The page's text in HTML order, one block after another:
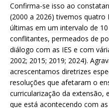
Confirma-se isso ao
(2000 a 2026) tivemos quatro
últimas em um intervalo de
conflitantes, permeados de
diálogo com as IES e com
2002; 2015; 2019; 2024).
acrescentamos diretrizes
resoluções que afetaram o
curricularização da extensão,
que está acontecendo com as